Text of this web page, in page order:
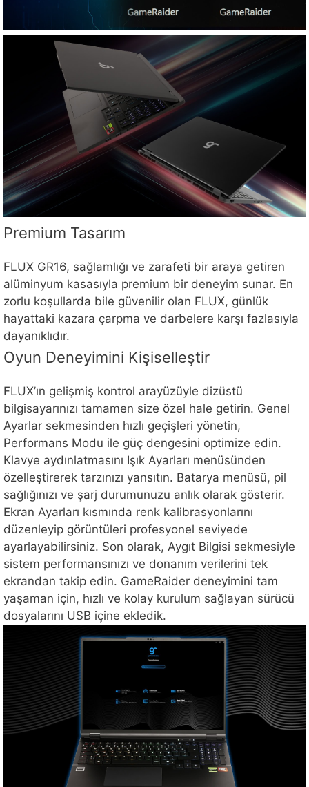
Premium Tasarım
FLUX GR16, sağlamlığı ve zarafeti bir araya getiren
alüminyum kasasıyla premium bir deneyim sunar. En
zorlu koşullarda bile güvenilir olan FLUX, günlük
hayattaki kazara çarpma ve darbelere karşı fazlasıyla
dayanıklıdır.
Oyun Deneyimini Kişiselleştir
FLUX’ın gelişmiş kontrol arayüzüyle dizüstü
bilgisayarınızı tamamen size özel hale getirin. Genel
Ayarlar sekmesinden hızlı geçişleri yönetin,
Performans Modu ile güç dengesini optimize edin.
Klavye aydınlatmasını Işık Ayarları menüsünden
özelleştirerek tarzınızı yansıtın. Batarya menüsü, pil
sağlığınızı ve şarj durumunuzu anlık olarak gösterir.
Ekran Ayarları kısmında renk kalibrasyonlarını
düzenleyip görüntüleri profesyonel seviyede
ayarlayabilirsiniz. Son olarak, Aygıt Bilgisi sekmesiyle
sistem performansınızı ve donanım verilerini tek
ekrandan takip edin. GameRaider deneyimini tam
yaşaman için, hızlı ve kolay kurulum sağlayan sürücü
dosyalarını USB içine ekledik.